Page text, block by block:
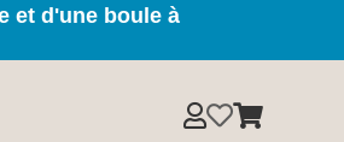
et d'une boule à
